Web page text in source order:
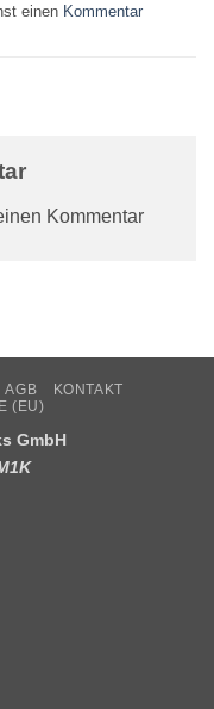
einen Kommentar
Kommentar
AGB
KONTAKT
(EU)
GmbH